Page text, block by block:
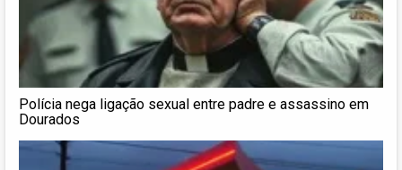
Polícia nega ligação sexual entre padre e assassino em
Dourados